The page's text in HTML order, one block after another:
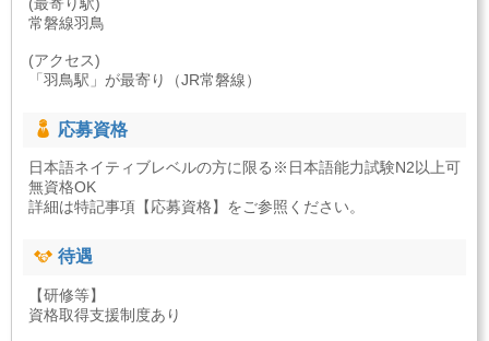
常磐線羽鳥
(アクセス)
「羽鳥駅」が最寄り（JR常磐線）
応募資格
日本語ネイティブレベルの方に限る※日本語能力試験N2以上可
無資格OK
詳細は特記事項【応募資格】をご参照ください。
待遇
【研修等】
資格取得支援制度あり